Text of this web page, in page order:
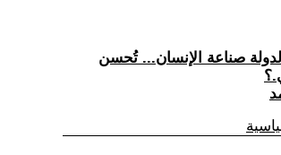
صناعة الإنسان... تُحسن